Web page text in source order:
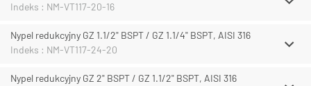
Indeks : NM-VT117-20-16
Nypel redukcyjny GZ 1.1/2" BSPT / GZ 1.1/4" BSPT, AISI 316
Indeks : NM-VT117-24-20
Nypel redukcyjny GZ 2" BSPT / GZ 1.1/2" BSPT, AISI 316